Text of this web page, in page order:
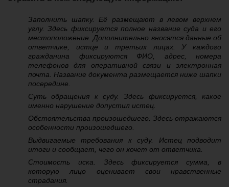
Заполнить шапку. Её размещают в левом верхнем
углу. Здесь фиксируется полное название суда и его
местоположение. Дополнительно вносятся данные об
ответчике, истце и третьих лицах. У каждого
гражданина фиксируются ФИО, адрес, номера
телефонов для оперативной связи и электронная
почта. Название документа размещается ниже шапки
посередине.
Суть обращения к суду. Здесь фиксируется, какое
именно нарушение допустил истец.
Обстоятельства произошедшего. Здесь отражаются
особенности произошедшего.
Выдвигаемые требования к суду. Истец подводит
итоги и сообщает, чего он хочет от ответчика.
Стоимость иска. Здесь фиксируется сумма, в
которую лицо оценивает свои нравственные
страдания.